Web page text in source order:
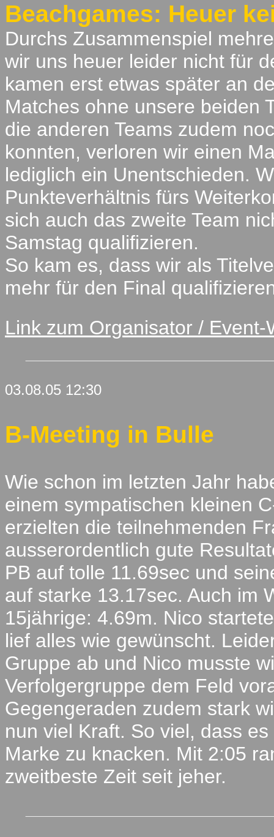
Beachgames: Heuer
Durchs Zusammenspiel
wir uns heuer leider nicht für
kamen erst etwas später an
Matches ohne unsere beiden
die anderen Teams zudem
konnten, verloren wir einen
lediglich ein Unentschieden.
Punkteverhältnis fürs
sich auch das zweite Team
Samstag qualifizieren.
So kam es, dass wir als
mehr für den Final
Link zum Organisator / Event-
03.08.05 12:30
B-Meeting in Bulle
Wie schon im letzten Jahr
einem sympatischen kleinen
erzielten die teilnehmenden
ausserordentlich gute
PB auf tolle 11.69sec und
auf starke 13.17sec. Auch im
15jährige: 4.69m. Nico
lief alles wie gewünscht.
Gruppe ab und Nico musste
Verfolgergruppe dem Feld
Gegengeraden zudem stark
nun viel Kraft. So viel, dass
Marke zu knacken. Mit 2:05
zweitbeste Zeit seit jeher.